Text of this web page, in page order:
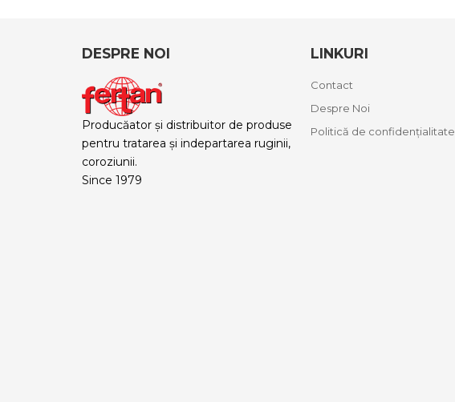
DESPRE NOI
Producăator și distribuitor de produse
pentru tratarea și indepartarea ruginii,
coroziunii.
Since 1979
LINKURI
Contact
Despre Noi
Politică de confidențialitate